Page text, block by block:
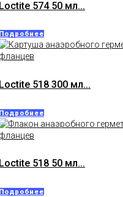
574 50 мл...
518 300 мл...
518 50 мл...